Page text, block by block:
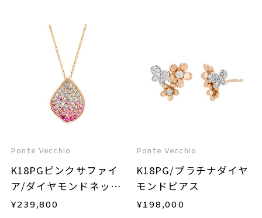
Ponte Vecchio
K18PGピンクサファイ
ア/ダイヤモンドネック
レス
¥239,800
Ponte Vecchio
K18PG/プラチナダイヤ
モンドピアス
¥198,000